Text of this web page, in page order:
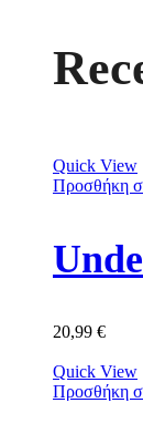
Quick View
Προσθήκη
20,99 €
Quick View
Προσθήκη